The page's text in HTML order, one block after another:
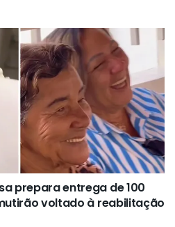
prepara entrega de 100
voltado à reabilitação